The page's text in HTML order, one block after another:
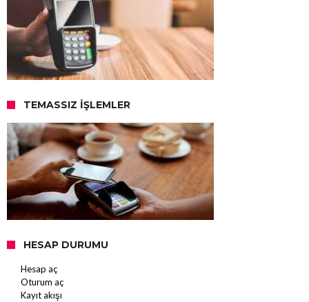
TEMASSIZ İŞLEMLER
HESAP DURUMU
Hesap aç
Oturum aç
Kayıt akışı